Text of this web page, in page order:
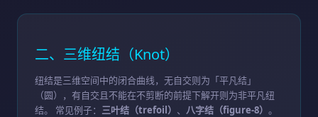
二、三维纽结（Knot）
纽结是三维空间中的闭合曲线，无自交则为「平凡结」
（圆），有自交且不能在不剪断的前提下解开则为非平凡纽
结。 常见例子： 三叶结（trefoil） 、 八字结（figure-8） 。